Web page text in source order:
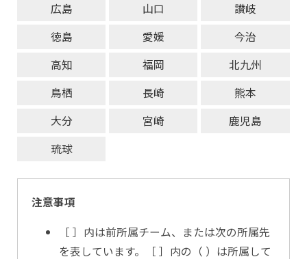
広島
山口
讃岐
徳島
愛媛
今治
高知
福岡
北九州
鳥栖
長崎
熊本
大分
宮崎
鹿児島
琉球
注意事項
［ ］内は前所属チーム、または次の所属先
を表しています。［ ］内の（ ）は所属して